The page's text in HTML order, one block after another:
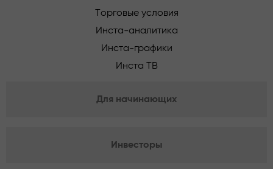
Торговые условия
Инста-аналитика
Инста-графики
Инста ТВ
Для начинающих
Инвесторы